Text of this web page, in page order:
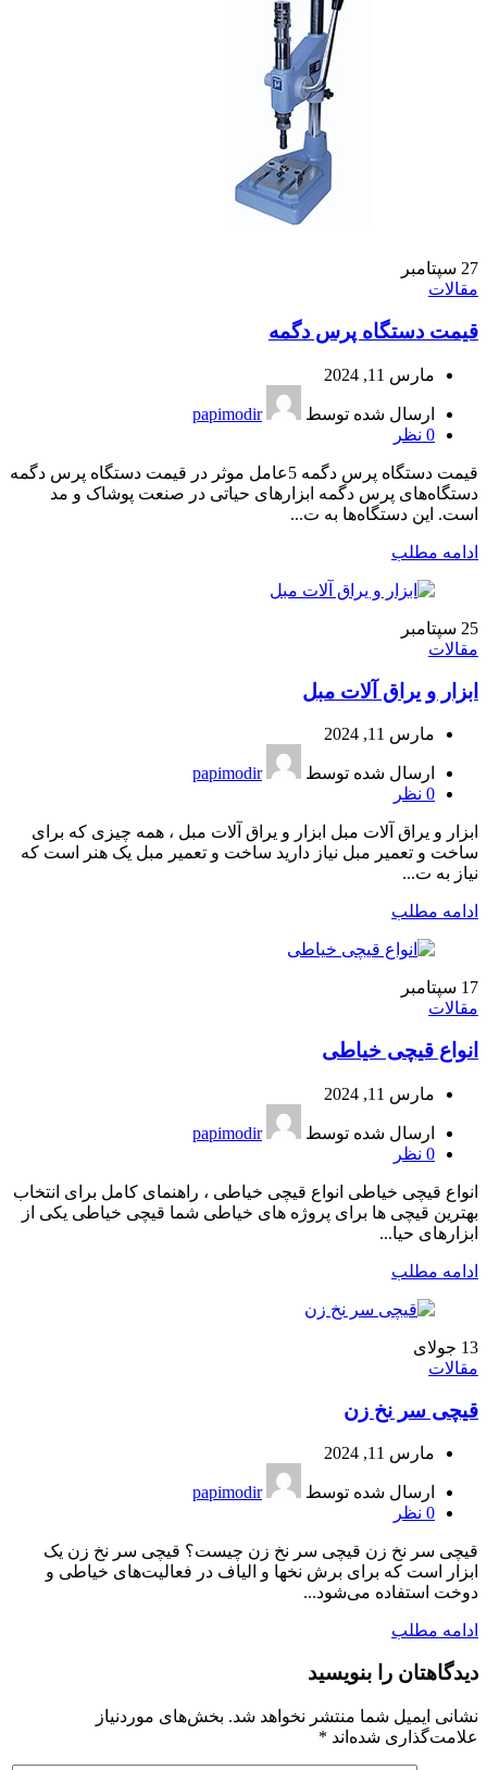
27 سپتامبر
مقالات
قیمت دستگاه پرس دگمه
مارس 11, 2024
ارسال شده توسط
papimodir
0 نظر
قیمت دستگاه پرس دگمه 5عامل موثر در قیمت دستگاه پرس دگمه
دستگاه‌های پرس دگمه ابزارهای حیاتی در صنعت پوشاک و مد
است. این دستگاه‌ها به ت...
ادامه مطلب
25 سپتامبر
مقالات
ابزار و یراق آلات مبل
مارس 11, 2024
ارسال شده توسط
papimodir
0 نظر
ابزار و یراق آلات مبل ابزار و یراق آلات مبل ، همه چیزی که برای
ساخت و تعمیر مبل نیاز دارید ساخت و تعمیر مبل یک هنر است که
نیاز به ت...
ادامه مطلب
17 سپتامبر
مقالات
انواع قیچی خیاطی
مارس 11, 2024
ارسال شده توسط
papimodir
0 نظر
انواع قیچی خیاطی انواع قیچی خیاطی ، راهنمای کامل برای انتخاب
بهترین قیچی ها برای پروژه های خیاطی شما قیچی خیاطی یکی از
ابزارهای حیا...
ادامه مطلب
13 جولای
مقالات
قیچی سر نخ زن
مارس 11, 2024
ارسال شده توسط
papimodir
0 نظر
قیچی سر نخ زن قیچی سر نخ زن چیست؟ قیچی سر نخ زن یک
ابزار است که برای برش نخها و الیاف در فعالیت‌های خیاطی و
دوخت استفاده می‌شود...
ادامه مطلب
دیدگاهتان را بنویسید
نشانی ایمیل شما منتشر نخواهد شد. بخش‌های موردنیاز
علامت‌گذاری شده‌اند *